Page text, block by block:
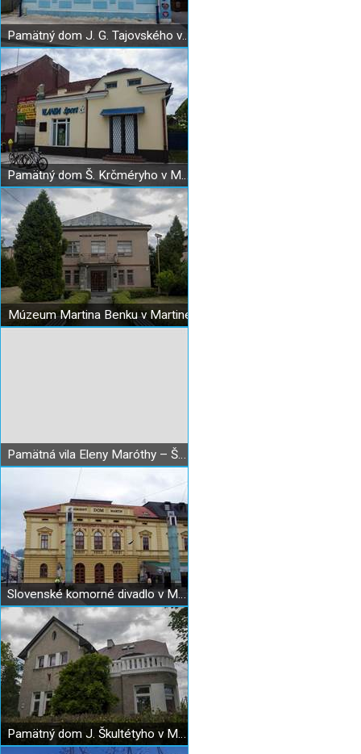
Pamätný dom J. G. Tajovského v Martine
Pamätný dom Š. Krčméryho v Martine
Múzeum Martina Benku v Martine
Pamätná vila Eleny Maróthy – Šoltésovej v Martine
Slovenské komorné divadlo v Martine, Národný dom
Pamätný dom J. Škultétyho v Martine